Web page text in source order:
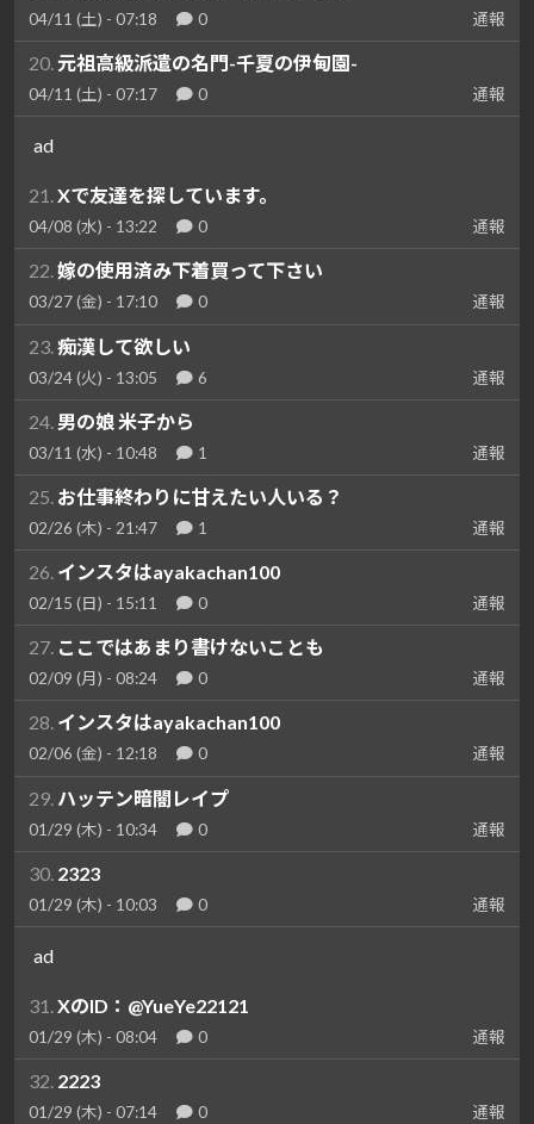
04/11 (土) - 07:18 0 通報
20.元祖高級派遣の名門-千夏の伊甸園-
04/11 (土) - 07:17 0 通報
ad
21.Xで友達を探しています。
04/08 (水) - 13:22 0 通報
22.嫁の使用済み下着買って下さい
03/27 (金) - 17:10 0 通報
23. 痴漢して欲しい
03/24 (火) - 13:05 6 通報
24. 男の娘 米子から
03/11 (水) - 10:48 1 通報
25. お仕事終わりに甘えたい人いる？
02/26 (木) - 21:47 1 通報
26. インスタはayakachan100
02/15 (日) - 15:11 0 通報
27. ここではあまり書けないことも
02/09 (月) - 08:24 0 通報
28. インスタはayakachan100
02/06 (金) - 12:18 0 通報
29. ハッテン暗闇レイプ
01/29 (木) - 10:34 0 通報
30. 2323
01/29 (木) - 10:03 0 通報
ad
31.XのID：@YueYe22121
01/29 (木) - 08:04 0 通報
32. 2223
01/29 (木) - 07:14 0 通報